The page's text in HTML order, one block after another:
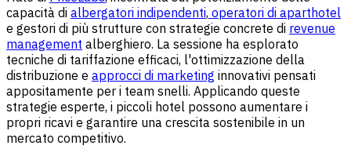
capacità di albergatori indipendenti, operatori di aparthotel
e gestori di più strutture con strategie concrete di revenue
management alberghiero. La sessione ha esplorato
tecniche di tariffazione efficaci, l'ottimizzazione della
distribuzione e approcci di marketing innovativi pensati
appositamente per i team snelli. Applicando queste
strategie esperte, i piccoli hotel possono aumentare i
propri ricavi e garantire una crescita sostenibile in un
mercato competitivo.